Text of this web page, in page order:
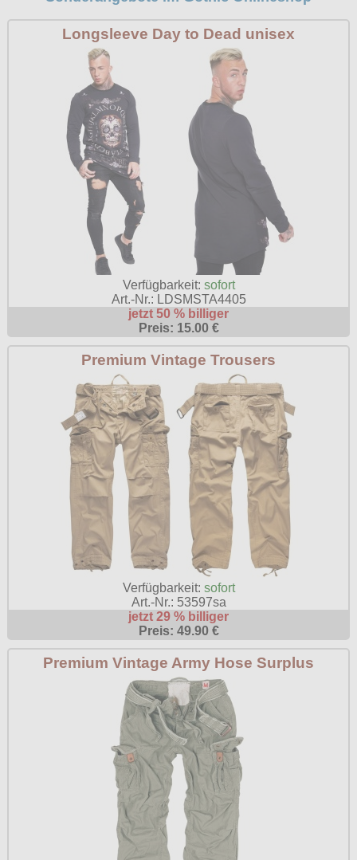
Longsleeve Day to Dead unisex
Verfügbarkeit: sofort
Art.-Nr.: LDSMSTA4405
jetzt 50 % billiger
Preis: 15.00 €
Premium Vintage Trousers
Verfügbarkeit: sofort
Art.-Nr.: 53597sa
jetzt 29 % billiger
Preis: 49.90 €
Premium Vintage Army Hose Surplus